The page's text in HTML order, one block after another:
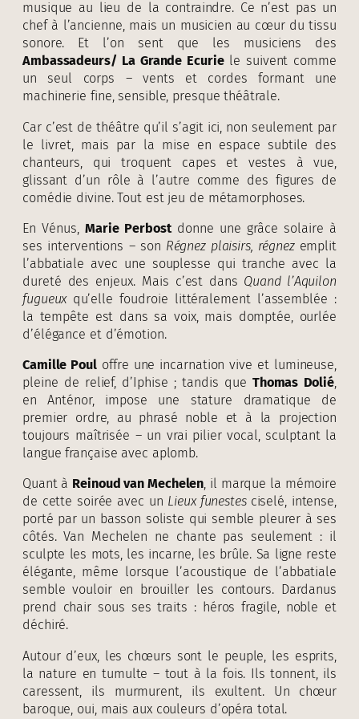
musique au lieu de la contraindre. Ce n’est pas un
chef à l’ancienne, mais un musicien au cœur du tissu
sonore. Et l’on sent que les musiciens des
Ambassadeurs/ La Grande Ecurie le suivent comme
un seul corps – vents et cordes formant une
machinerie fine, sensible, presque théâtrale.
Car c’est de théâtre qu’il s’agit ici, non seulement par
le livret, mais par la mise en espace subtile des
chanteurs, qui troquent capes et vestes à vue,
glissant d’un rôle à l’autre comme des figures de
comédie divine. Tout est jeu de métamorphoses.
En Vénus,Marie Perbostdonne une grâce solaire à
ses interventions – son Régnez plaisirs, régnez emplit
l’abbatiale avec une souplesse qui tranche avec la
dureté des enjeux. Mais c’est dans Quand l’Aquilon
fugueux qu’elle foudroie littéralement l’assemblée :
la tempête est dans sa voix, mais domptée, ourlée
d’élégance et d’émotion.
Camille Pouloffre une incarnation vive et lumineuse,
pleine de relief, d’Iphise ; tandis que Thomas Dolié,
en Anténor, impose une stature dramatique de
premier ordre, au phrasé noble et à la projection
toujours maîtrisée – un vrai pilier vocal, sculptant la
langue française avec aplomb.
Quant à Reinoud van Mechelen, il marque la mémoire
de cette soirée avec un Lieux funestes ciselé, intense,
porté par un basson soliste qui semble pleurer à ses
côtés. Van Mechelen ne chante pas seulement : il
sculpte les mots, les incarne, les brûle. Sa ligne reste
élégante, même lorsque l’acoustique de l’abbatiale
semble vouloir en brouiller les contours. Dardanus
prend chair sous ses traits : héros fragile, noble et
déchiré.
Autour d’eux, les chœurs sont le peuple, les esprits,
la nature en tumulte – tout à la fois. Ils tonnent, ils
caressent, ils murmurent, ils exultent. Un chœur
baroque, oui, mais aux couleurs d’opéra total.